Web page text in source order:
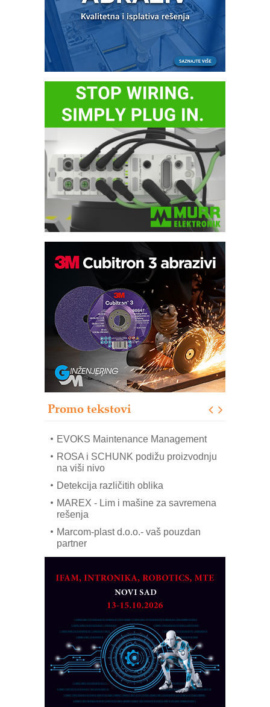
Promo tekstovi
Trajna oznaka kao dugoročna korist
Bezbednost na prvom mestu!
IB BLUMENAUER - više od 40 godina
poverenja u industriji
RMQ-TITAN ADVANCED INDICATOR
– Pametna signalizacija za efikasnije
upravljanje mašinama
Sigurnije ispitivanje transformatora u
solarnim elektranama i vetroparkovima
EVOKS Maintenance Management
ROSA i SCHUNK podižu proizvodnju
na viši nivo
Detekcija različitih oblika
MAREX - Lim i mašine za savremena
rešenja
Marcom-plast d.o.o.- vaš pouzdan
partner
obradu!
Razvoj asortimanskog pravca MINI-
PLC AKYTEC
AUKOM: Svetski standard metrologije
dostupan u Srbiji
MOTOMAN – NEXT-Robotika vođena
veštačkom inteligencijom
I.SAFE MOBILE revolucioniše
industrijsku automatizaciju
pionirskimmobile operator PANEL-OM